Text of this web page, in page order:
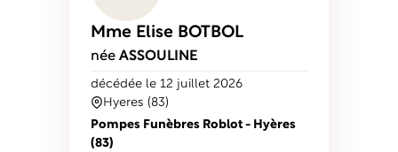
Mme Elise BOTBOL
née ASSOULINE
Hyeres (83)
décédée le 12 juillet 2026
Pompes Funèbres Roblot - Hyères
(83)